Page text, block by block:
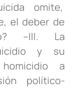
omite,
el deber de
–III. La
y su
a
político-